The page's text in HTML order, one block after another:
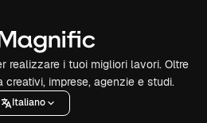
realizzare i tuoi migliori lavori. Oltre
creativi, imprese, agenzie e studi.
Italiano